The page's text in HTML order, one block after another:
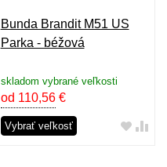
Bunda Brandit M51 US
Parka - béžová
skladom vybrané veľkosti
od 110,56€
Vybrať veľkosť